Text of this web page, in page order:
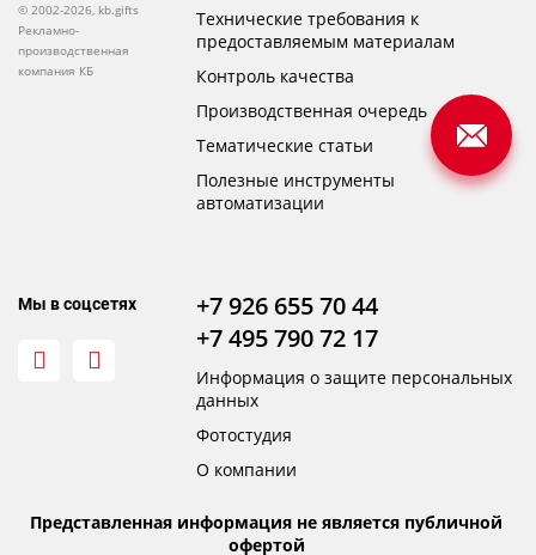
© 2002-2026, kb.gifts
Рекламно-
производственная
компания КБ
Технические требования к
предоставляемым материалам
Контроль качества
Производственная очередь
Тематические статьи
Полезные инструменты
автоматизации
Мы в соцсетях
+7 926 655 70 44
+7 495 790 72 17
Информация о защите персональных
данных
Фотостудия
О компании
Представленная информация не является публичной
офертой